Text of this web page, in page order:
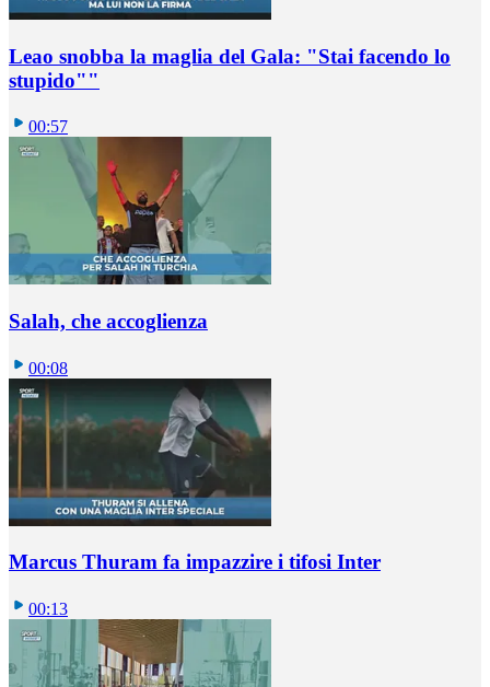
Leao snobba la maglia del Gala: "Stai facendo lo
stupido""
00:57
Salah, che accoglienza
00:08
Marcus Thuram fa impazzire i tifosi Inter
00:13